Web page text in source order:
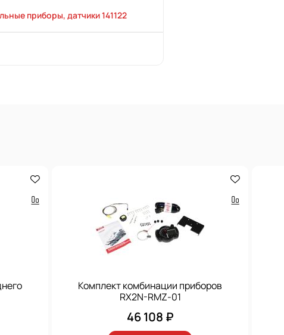
приборы, датчики 141122
Комплект комбинации приборов
RX2N-RMZ-01
46 108 ₽